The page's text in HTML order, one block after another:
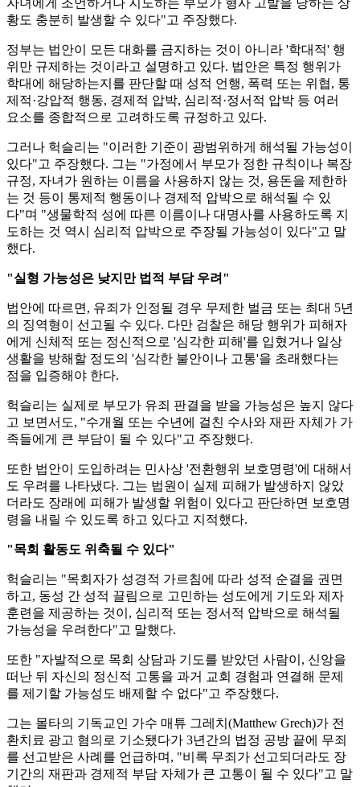
황도 충분히 발생할 수 있다"고 주장했다.
정부는 법안이 모든 대화를 금지하는 것이 아니라 '학대적' 행
위만 규제하는 것이라고 설명하고 있다. 법안은 특정 행위가
학대에 해당하는지를 판단할 때 성적 언행, 폭력 또는 위협, 통
제적·강압적 행동, 경제적 압박, 심리적·정서적 압박 등 여러
요소를 종합적으로 고려하도록 규정하고 있다.
그러나 헉슬리는 "이러한 기준이 광범위하게 해석될 가능성이
있다"고 주장했다. 그는 "가정에서 부모가 정한 규칙이나 복장
규정, 자녀가 원하는 이름을 사용하지 않는 것, 용돈을 제한하
는 것 등이 통제적 행동이나 경제적 압박으로 해석될 수 있
다"며 "생물학적 성에 따른 이름이나 대명사를 사용하도록 지
도하는 것 역시 심리적 압박으로 주장될 가능성이 있다"고 말
했다.
"실형 가능성은 낮지만 법적 부담 우려"
법안에 따르면, 유죄가 인정될 경우 무제한 벌금 또는 최대 5년
의 징역형이 선고될 수 있다. 다만 검찰은 해당 행위가 피해자
에게 신체적 또는 정신적으로 '심각한 피해'를 입혔거나 일상
생활을 방해할 정도의 '심각한 불안이나 고통'을 초래했다는
점을 입증해야 한다.
헉슬리는 실제로 부모가 유죄 판결을 받을 가능성은 높지 않다
고 보면서도, "수개월 또는 수년에 걸친 수사와 재판 자체가 가
족들에게 큰 부담이 될 수 있다"고 주장했다.
또한 법안이 도입하려는 민사상 '전환행위 보호명령'에 대해서
도 우려를 나타냈다. 그는 법원이 실제 피해가 발생하지 않았
더라도 장래에 피해가 발생할 위험이 있다고 판단하면 보호명
령을 내릴 수 있도록 하고 있다고 지적했다.
"목회 활동도 위축될 수 있다"
헉슬리는 "목회자가 성경적 가르침에 따라 성적 순결을 권면
하고, 동성 간 성적 끌림으로 고민하는 성도에게 기도와 제자
훈련을 제공하는 것이, 심리적 또는 정서적 압박으로 해석될
가능성을 우려한다"고 말했다.
또한 "자발적으로 목회 상담과 기도를 받았던 사람이, 신앙을
떠난 뒤 자신의 정신적 고통을 과거 교회 경험과 연결해 문제
를 제기할 가능성도 배제할 수 없다"고 주장했다.
그는 몰타의 기독교인 가수 매튜 그레치(Matthew Grech)가 전
환치료 광고 혐의로 기소됐다가 3년간의 법정 공방 끝에 무죄
를 선고받은 사례를 언급하며, "비록 무죄가 선고되더라도 장
기간의 재판과 경제적 부담 자체가 큰 고통이 될 수 있다"고 말